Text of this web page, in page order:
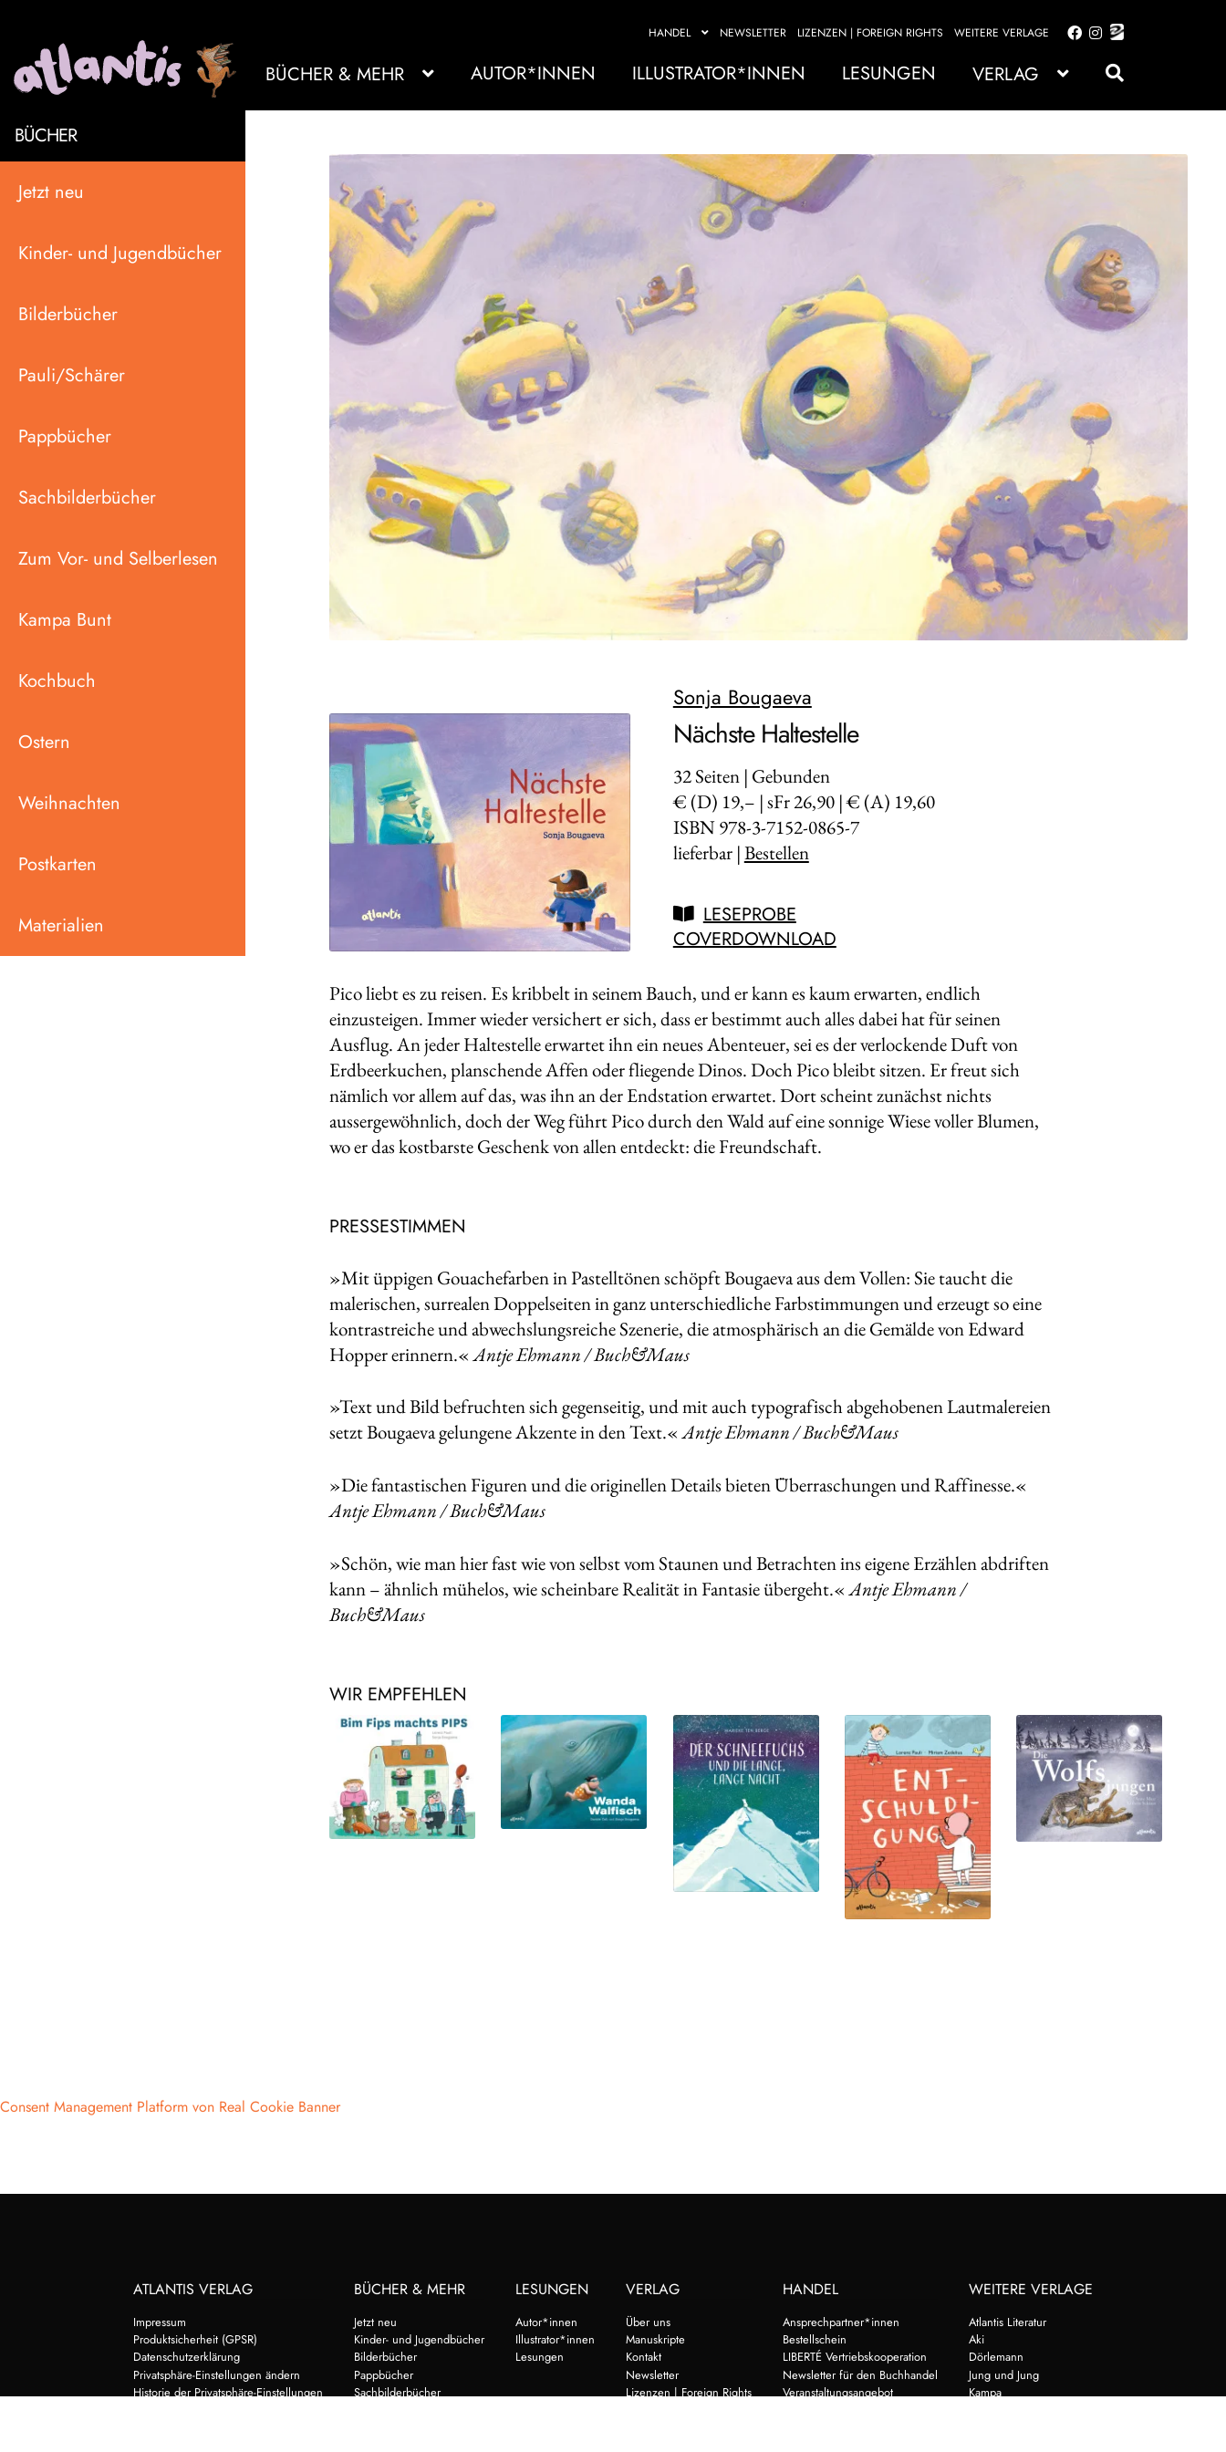
HANDEL NEWSLETTER LIZENZEN | FOREIGN RIGHTS WEITERE VERLAGE
Zur
springen
Zum
springen
BÜCHER & MEHR AUTOR*INNEN ILLUSTRATOR*INNEN LESUNGEN VERLAG
BÜCHER
Jetzt neu
Kinder- und Jugendbücher
Bilderbücher
Pauli/Schärer
Pappbücher
Sachbilderbücher
Zum Vor- und Selberlesen
Kampa Bunt
Kochbuch
Ostern
Weihnachten
Postkarten
Materialien
Sonja Bougaeva
Nächste Haltestelle
32Seiten | Gebunden
€ (D) 19,– | sFr 26,90 | € (A) 19,60
ISBN 978-3-7152-0865-7
lieferbar |Bestellen
LESEPROBE
COVERDOWNLOAD
Pico liebt es zu reisen. Es kribbelt in seinem Bauch, und er kann es kaum erwarten, endlich
einzusteigen. Immer wieder versichert er sich, dass er bestimmt auch alles dabei hat für seinen
Ausflug. An jeder Haltestelle erwartet ihn ein neues Abenteuer, sei es der verlockende Duft von
Erdbeerkuchen, planschende Affen oder fliegende Dinos. Doch Pico bleibt sitzen. Er freut sich
nämlich vor allem auf das, was ihn an der Endstation erwartet. Dort scheint zunächst nichts
aussergewöhnlich, doch der Weg führt Pico durch den Wald auf eine sonnige Wiese voller Blumen,
wo er das kostbarste Geschenk von allen entdeckt: die Freundschaft.
PRESSESTIMMEN
»Mit üppigen Gouachefarben in Pastelltönen schöpft Bougaeva aus dem Vollen: Sie taucht die
malerischen, surrealen Doppelseiten in ganz unterschiedliche Farbstimmungen und erzeugt so eine
kontrastreiche und abwechslungsreiche Szenerie, die atmosphärisch an die Gemälde von Edward
Hopper erinnern.«Antje Ehmann / Buch&Maus
»Text und Bild befruchten sich gegenseitig, und mit auch typografisch abgehobenen Lautmalereien
setzt Bougaeva gelungene Akzente in den Text.«Antje Ehmann / Buch&Maus
»Die fantastischen Figuren und die originellen Details bieten Überraschungen und Raffinesse.«
Antje Ehmann / Buch&Maus
»Schön, wie man hier fast wie von selbst vom Staunen und Betrachten ins eigene Erzählen abdriften
kann – ähnlich mühelos, wie scheinbare Realität in Fantasie übergeht.«Antje Ehmann /
Buch&Maus
WIR EMPFEHLEN
ATLANTIS VERLAG
Impressum
Produktsicherheit (GPSR)
Datenschutzerklärung
Privatsphäre-Einstellungen ändern
Historie der Privatsphäre-Einstellungen
BÜCHER & MEHR
Jetzt neu
Kinder- und Jugendbücher
Bilderbücher
Pappbücher
Sachbilderbücher
LESUNGEN
Autor*innen
Illustrator*innen
Lesungen
VERLAG
Über uns
Manuskripte
Kontakt
Newsletter
Lizenzen | Foreign Rights
HANDEL
Ansprechpartner*innen
Bestellschein
LIBERTÉ Vertriebskooperation
Newsletter für den Buchhandel
Veranstaltungsangebot
WEITERE VERLAGE
Atlantis Literatur
Aki
Dörlemann
Jung und Jung
Kampa
Consent Management Platform von Real Cookie Banner